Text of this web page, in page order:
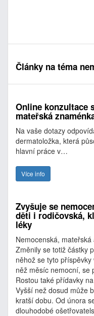
Články na téma
Online konzultace
mateřská
Na vaše dotazy
dermatoložka, která
hlavní práce v…
Více info
Zvyšuje se
děti i rodičovská,
léky
Nemocenská,
Změnily se totiž částky
něhož se tyto
něž měsíc nemocní, se
Rostou také přídavky
Vyšší než dosud může
kratší dobu. Od února
dlouhodobé